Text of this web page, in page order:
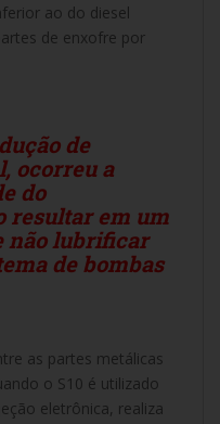
ao do diesel
de enxofre por
de
ocorreu a
do
resultar em um
não lubrificar
de bombas
as partes metálicas
o S10 é utilizado
eletrônica, realiza